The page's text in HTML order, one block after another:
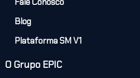
Blog
Plataforma SM V1
O Grupo EPIC